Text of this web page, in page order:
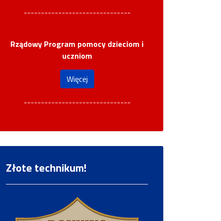
-------------------------------
Rządowy Program pomocy dzieciom i
uczniom
Więcej
-------------------------------
Złote technikum!